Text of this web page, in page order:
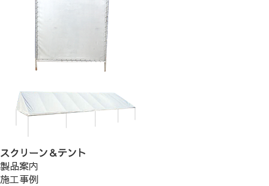
スクリーン＆テント
製品案内
施工事例